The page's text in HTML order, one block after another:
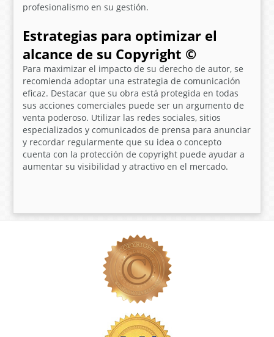
profesionalismo en su gestión.
Estrategias para optimizar el
alcance de su Copyright ©
Para maximizar el impacto de su derecho de autor, se
recomienda adoptar una estrategia de comunicación
eficaz. Destacar que su obra está protegida en todas
sus acciones comerciales puede ser un argumento de
venta poderoso. Utilizar las redes sociales, sitios
especializados y comunicados de prensa para anunciar
y recordar regularmente que su idea o concepto
cuenta con la protección de copyrightpuede ayudar a
aumentar su visibilidad y atractivo en el mercado.